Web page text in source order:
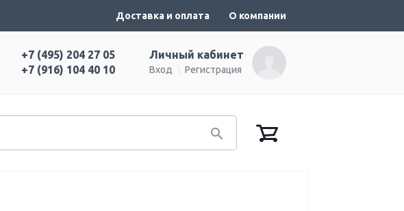
Доставка и оплата О компании
Личный кабинет
Вход Регистрация
+7 (495) 204 27 05
+7 (916) 104 40 10